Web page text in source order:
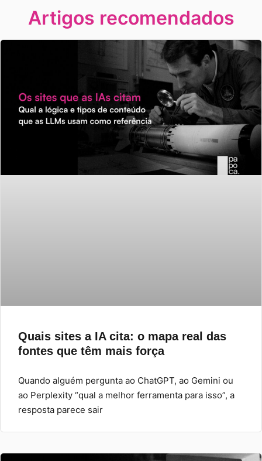
Artigos recomendados
Quais sites a IA cita: o mapa real das
fontes que têm mais força
Quando alguém pergunta ao ChatGPT, ao Gemini ou
ao Perplexity “qual a melhor ferramenta para isso”, a
resposta parece sair